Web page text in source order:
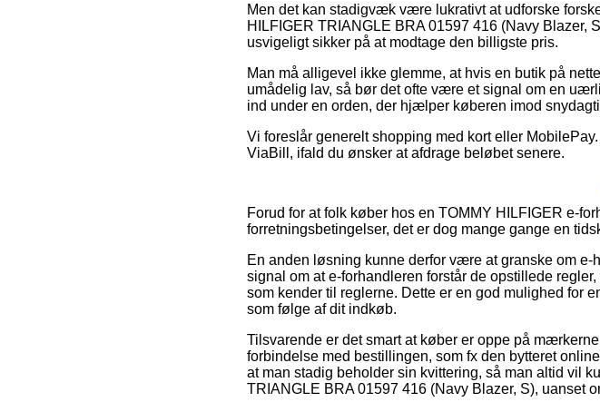
Men det kan stadigvæk være lukrativt at udforske
HILFIGER TRIANGLE BRA 01597 416 (Navy Blazer,
usvigeligt sikker på at modtage den billigste pris.
Man må alligevel ikke glemme, at hvis en butik på
umådelig lav, så bør det ofte være et signal om en
ind under en orden, der hjælper køberen imod
Vi foreslår generelt shopping med kort eller
ViaBill, ifald du ønsker at afdrage beløbet senere.
Forud for at folk køber hos en TOMMY HILFIGER e-
forretningsbetingelser, det er dog mange gange en
En anden løsning kunne derfor være at granske om
signal om at e-forhandleren forstår de opstillede
som kender til reglerne. Dette er en god mulighed for
som følge af dit indkøb.
Tilsvarende er det smart at køber er oppe på
forbindelse med bestillingen, som fx den bytteret
at man stadig beholder sin kvittering, så man altid vil
TRIANGLE BRA 01597 416 (Navy Blazer, S), uanset